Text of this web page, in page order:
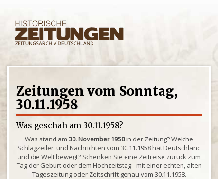
Zeitungen vom Sonntag,
30.11.1958
Was geschah am 30.11.1958?
Was stand am 30. November 1958in der Zeitung? Welche
Schlagzeilen und Nachrichten vom 30.11.1958 hat Deutschland
und die Welt bewegt? Schenken Sie eine Zeitreise zurück zum
Tag der Geburt oder dem Hochzeitstag - mit einer echten, alten
Tageszeitung oder Zeitschrift genau vom 30.11.1958.